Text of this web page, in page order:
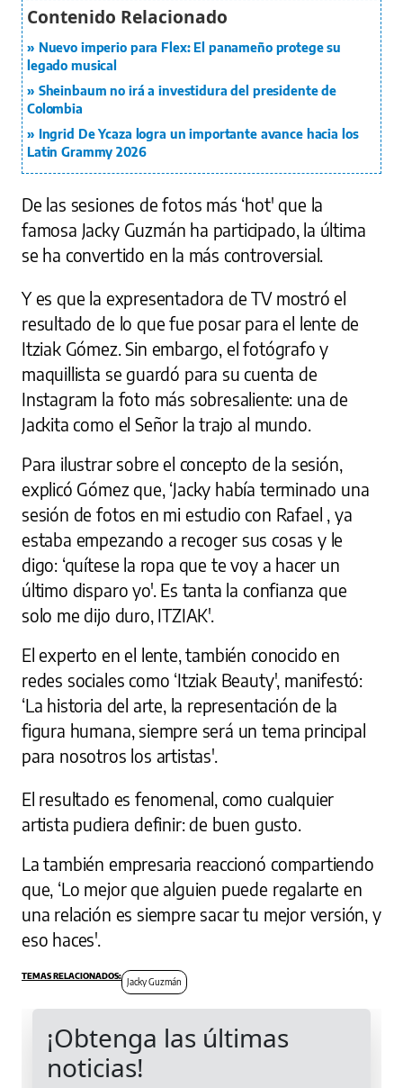
Nuevo imperio para Flex: El panameño protege su
legado musical
Sheinbaum no irá a investidura del presidente de
Colombia
Ingrid De Ycaza logra un importante avance hacia los
Latin Grammy 2026
De las sesiones de fotos más ‘hot' que la
famosa Jacky Guzmán ha participado, la última
se ha convertido en la más controversial.
Y es que la expresentadora de TV mostró el
resultado de lo que fue posar para el lente de
Itziak Gómez. Sin embargo, el fotógrafo y
maquillista se guardó para su cuenta de
Instagram la foto más sobresaliente: una de
Jackita como el Señor la trajo al mundo.
Para ilustrar sobre el concepto de la sesión,
explicó Gómez que, ‘Jacky había terminado una
sesión de fotos en mi estudio con Rafael , ya
estaba empezando a recoger sus cosas y le
digo: ‘quítese la ropa que te voy a hacer un
último disparo yo'. Es tanta la confianza que
solo me dijo duro, ITZIAK'.
El experto en el lente, también conocido en
redes sociales como ‘Itziak Beauty', manifestó:
‘La historia del arte, la representación de la
figura humana, siempre será un tema principal
para nosotros los artistas'.
El resultado es fenomenal, como cualquier
artista pudiera definir: de buen gusto.
La también empresaria reaccionó compartiendo
que, ‘Lo mejor que alguien puede regalarte en
una relación es siempre sacar tu mejor versión, y
eso haces'.
Jacky Guzmán